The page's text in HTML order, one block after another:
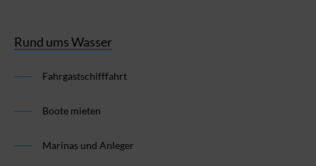
Rund ums Wasser
Fahrgastschifffahrt
Boote mieten
Marinas und Anleger